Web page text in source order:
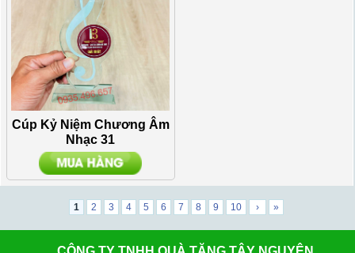
Cúp Kỷ Niệm Chương Âm
Nhạc 31
1 2 3 4 5 6 7 8 9 10 › »